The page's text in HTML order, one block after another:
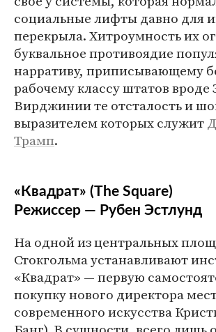
социальные лифты давно для
перекрыла. Хитроумность их
буквальное противоядие
нарративу, приписывающему
рабочему классу штатов вроде
Вирджинии те отсталость и
выразителем которых служит
Трамп.
«Квадрат» (The Square)
Режиссер — Рубен Эстлунд
На одной из центральных
Стокгольма устанавливают
«Квадрат» — первую
покупку нового директора
современного искусства